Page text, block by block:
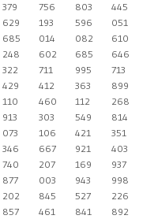
379 756 803
445
629 193 596
051
685 014 082
610
248 602 685
646
322 711 995
713
429 412 363
899
110 460 112
268
913 303 549
814
073 106 421
351
346 667 921
403
740 207 169
937
877 003 943
998
202 845 527
226
857 461 841
892